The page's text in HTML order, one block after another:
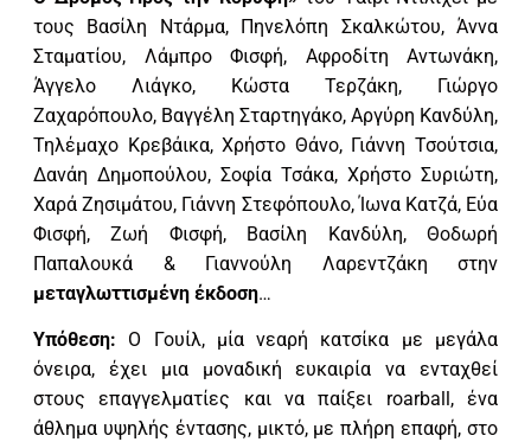
τους Βασίλη Ντάρμα, Πηνελόπη Σκαλκώτου, Άννα
Σταματίου, Λάμπρο Φισφή, Αφροδίτη Αντωνάκη,
Άγγελο Λιάγκο, Κώστα Τερζάκη, Γιώργο
Ζαχαρόπουλο, Βαγγέλη Σταρτηγάκο, Αργύρη Κανδύλη,
Τηλέμαχο Κρεβάικα, Χρήστο Θάνο, Γιάννη Τσούτσια,
Δανάη Δημοπούλου, Σοφία Τσάκα, Χρήστο Συριώτη,
Χαρά Ζησιμάτου, Γιάννη Στεφόπουλο, Ίωνα Κατζά, Εύα
Φισφή, Ζωή Φισφή, Βασίλη Κανδύλη, Θοδωρή
Παπαλουκά & Γιαννούλη Λαρεντζάκη στην
μεταγλωττισμένη έκδοση…
Υπόθεση: Ο Γουίλ, μία νεαρή κατσίκα με μεγάλα
όνειρα, έχει μια μοναδική ευκαιρία να ενταχθεί
στους επαγγελματίες και να παίξει roarball, ένα
άθλημα υψηλής έντασης, μικτό, με πλήρη επαφή, στο